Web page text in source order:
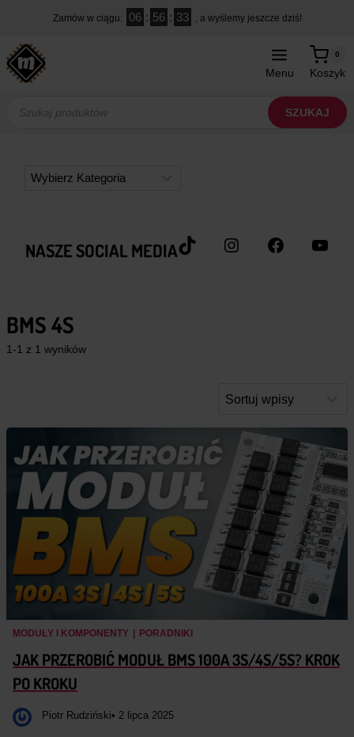
treści
Zamów w ciągu: 06 : 56 : 33 , a wyślemy jeszcze dziś!
Menu Koszyk
0
produktów
SZUKAJ
Kategorie
NASZE SOCIAL MEDIATikTokInstagramFacebook
BMS 4S
1-1 z 1 wyników
MODUŁY I KOMPONENTY PORADNIKI
JAK PRZEROBIĆ MODUŁ BMS 100A 3S/4S/5S? KROK
PO KROKU
Piotr Rudziński• 2 lipca 2025